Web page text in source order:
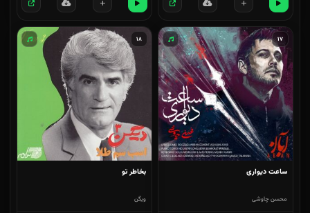
۱۷
ساعت دیواری
محسن چاوشی
۱۸
بخاطر تو
ویگن